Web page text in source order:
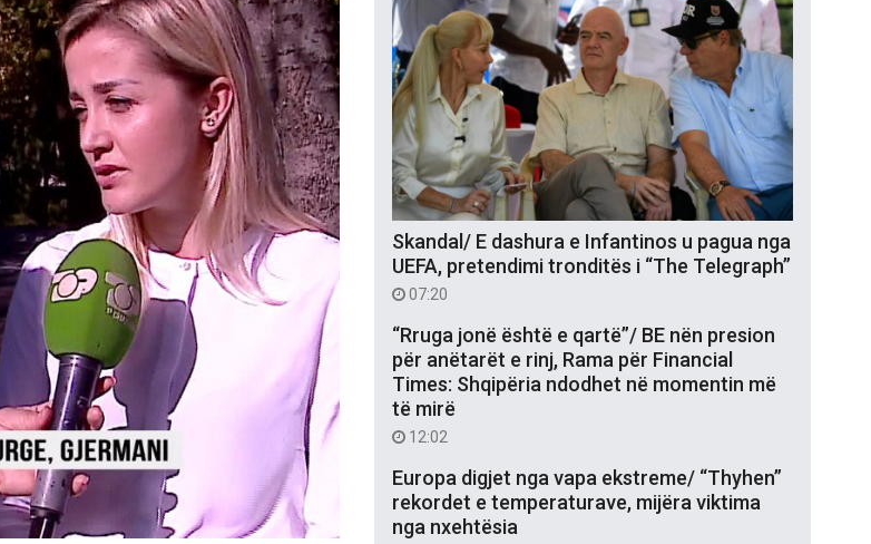
Skandal/ E dashura e Infantinos u pagua nga
UEFA, pretendimi tronditës i “The Telegraph”
07:20
“Rruga jonë është e qartë”/ BE nën presion
për anëtarët e rinj, Rama për Financial
Times: Shqipëria ndodhet në momentin më
të mirë
12:02
Europa digjet nga vapa ekstreme/ “Thyhen”
rekordet e temperaturave, mijëra viktima
nga nxehtësia